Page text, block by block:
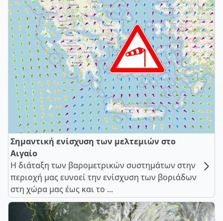
Σημαντική ενίσχυση των μελτεμιών στο
Αιγαίο
Η διάταξη των βαρομετρικών συστημάτων στην
περιοχή μας ευνοεί την ενίσχυση των βοριάδων
στη χώρα μας έως και το ...